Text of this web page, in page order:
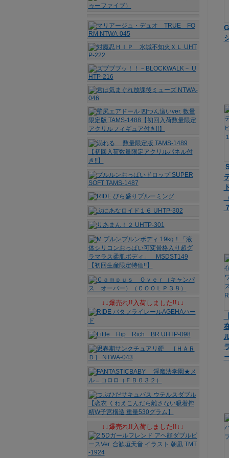
↓↓爆売れ!!入荷しました!!↓↓
↓↓爆売れ!!入荷しました!!↓↓